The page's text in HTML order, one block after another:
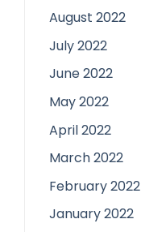
August 2022
July 2022
June 2022
May 2022
April 2022
March 2022
February 2022
January 2022